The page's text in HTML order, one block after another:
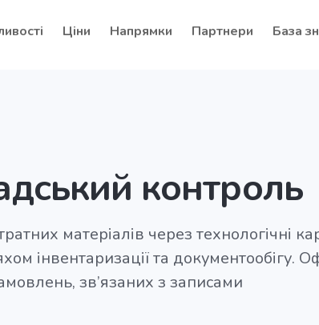
Ціни Напрямки Партнери База
контроль
матеріалів через технологічні
інвентаризації та документообігу.
зв’язаних з записами